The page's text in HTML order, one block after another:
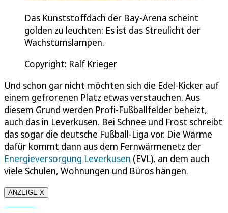
Das Kunststoffdach der Bay-Arena scheint
golden zu leuchten: Es ist das Streulicht der
Wachstumslampen.
Copyright: Ralf Krieger
Und schon gar nicht möchten sich die Edel-Kicker auf
einem gefrorenen Platz etwas verstauchen. Aus
diesem Grund werden Profi-Fußballfelder beheizt,
auch das in Leverkusen. Bei Schnee und Frost schreibt
das sogar die deutsche Fußball-Liga vor. Die Wärme
dafür kommt dann aus dem Fernwärmenetz der
Energieversorgung Leverkusen (EVL), an dem auch
viele Schulen, Wohnungen und Büros hängen.
ANZEIGE X